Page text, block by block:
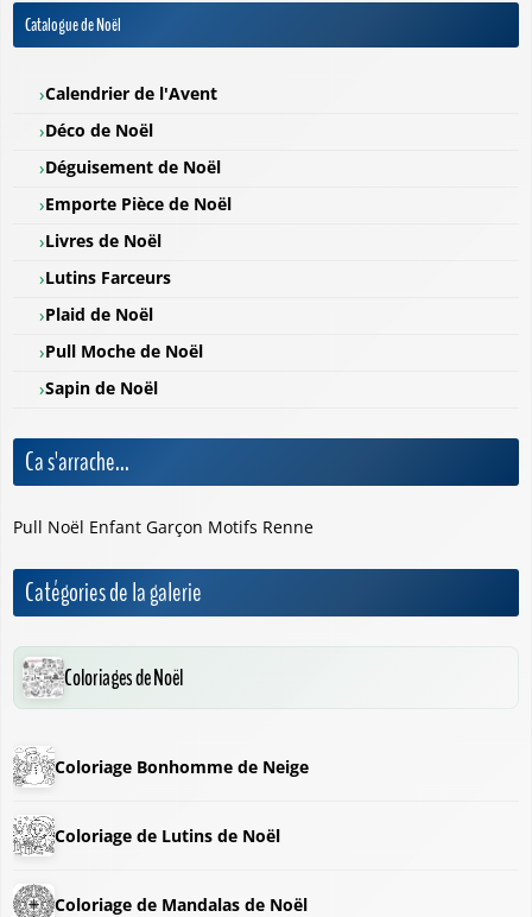
Catalogue de Noël
Calendrier de l'Avent
Déco de Noël
Déguisement de Noël
Emporte Pièce de Noël
Livres de Noël
Lutins Farceurs
Plaid de Noël
Pull Moche de Noël
Sapin de Noël
Ca s'arrache...
Pull Noël Enfant Garçon Motifs Renne
Catégories de la galerie
Coloriages de Noël
Coloriage Bonhomme de Neige
Coloriage de Lutins de Noël
Coloriage de Mandalas de Noël